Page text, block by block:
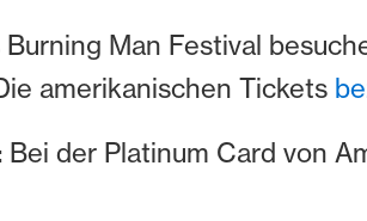
Man Festival
amerikanischen Tickets
Bei der Platinum Card von